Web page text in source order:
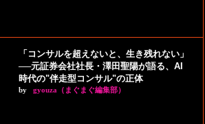
「コンサルを超えないと、生き残れない」
──元証券会社社長・澤田聖陽が語る、AI
時代の"伴走型コンサル"の正体
by gyouza（まぐまぐ編集部）